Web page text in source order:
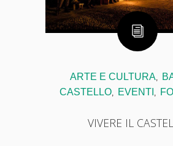
ARTE E CULTURA,
CASTELLO, EVENTI ,
VIVERE IL